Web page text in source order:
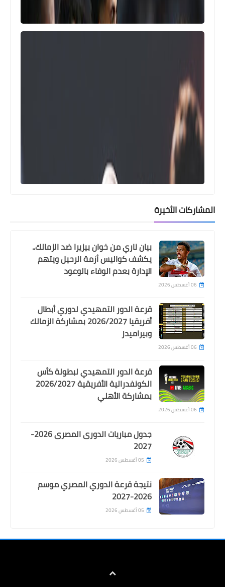
اخبار خفيفة
قائمة الزمالك لمباراة ديكيداها الصومالي
في كأس الكونفيدرالية
توروب يعلن قائمة الاهلي لمباراة ايجل
نوار .. استبعاد 6 لاعبين و عودة 5 لاعبين
Egypt
نيجيريا تطيح ببوركينا فاسو بفضل هدف ..
العالم
المشاركات الأخيرة
بيان ناري من خوان بيزيرا ضد الزمالك..
يكشف كواليس أزمة الرحيل ويتهم
الإدارة بعدم الوفاء بالوعود
06 أغسطس 2026
قرعة الدور التمهيدي لدوري أبطال
أفريقيا 2026/2027 بمشاركة الزمالك
وبيراميدز
06 أغسطس 2026
قرعة الدور التمهيدي لبطولة كأس
الكونفدرالية الأفريقية 2026/2027
بمشاركة الأهلي
06 أغسطس 2026
جدول مباريات الدورى المصرى 2026-
2027
05 أغسطس 2026
نتيجة قرعة الدوري المصري موسم
2026-2027
05 أغسطس 2026